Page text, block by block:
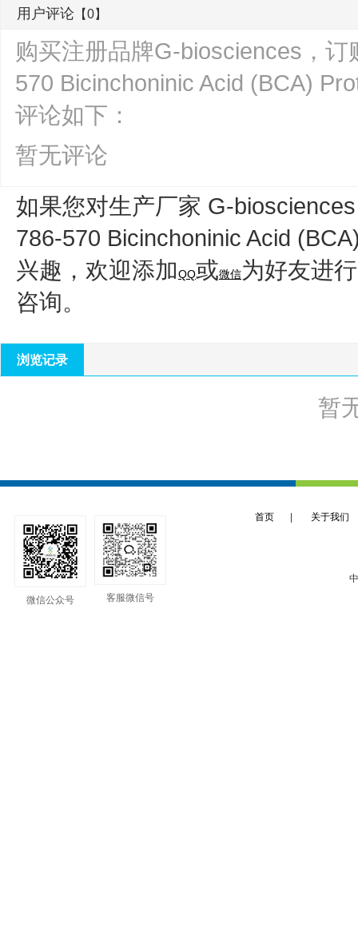
用户评论 【0】
购买注册品牌G-biosciences，
570 Bicinchoninic Acid (BCA)
评论如下：
暂无评论
如果您对生产厂家 G-
786-570 Bicinchoninic Acid
兴趣，欢迎添加QQ或微信为好友进
咨询。
浏览记录
暂
首页 关于我们
微信公众号
客服微信号